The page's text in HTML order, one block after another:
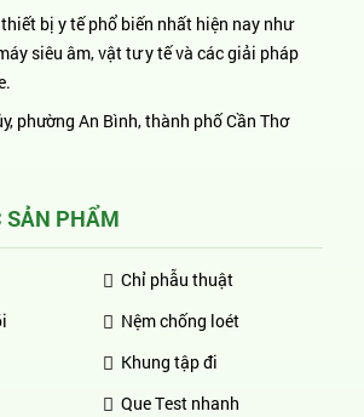
bị y tế phổ biến nhất hiện nay như
siêu âm, vật tư y tế và các giải pháp
phường An Bình, thành phố Cần Thơ
SẢN PHẨM
Chỉ phẫu thuật
Nệm chống loét
Khung tập đi
Que Test nhanh